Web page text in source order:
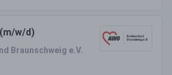
w/d)
Braunschweig e.V.